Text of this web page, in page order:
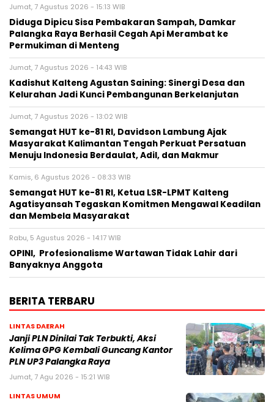
Jumat, 7 Agustus 2026 - 15:13 WIB
Diduga Dipicu Sisa Pembakaran Sampah, Damkar
Palangka Raya Berhasil Cegah Api Merambat ke
Permukiman di Menteng
Jumat, 7 Agustus 2026 - 14:43 WIB
Kadishut Kalteng Agustan Saining: Sinergi Desa dan
Kelurahan Jadi Kunci Pembangunan Berkelanjutan
Jumat, 7 Agustus 2026 - 13:02 WIB
Semangat HUT ke-81 RI, Davidson Lambung Ajak
Masyarakat Kalimantan Tengah Perkuat Persatuan
Menuju Indonesia Berdaulat, Adil, dan Makmur
Kamis, 6 Agustus 2026 - 08:33 WIB
Semangat HUT ke-81 RI, Ketua LSR-LPMT Kalteng
Agatisyansah Tegaskan Komitmen Mengawal Keadilan
dan Membela Masyarakat
Rabu, 5 Agustus 2026 - 14:17 WIB
OPINI, Profesionalisme Wartawan Tidak Lahir dari
Banyaknya Anggota
BERITA TERBARU
LINTAS DAERAH
Janji PLN Dinilai Tak Terbukti, Aksi
Kelima GPG Kembali Guncang Kantor
PLN UP3 Palangka Raya
Jumat, 7 Agu 2026 - 15:21 WIB
LINTAS UMUM